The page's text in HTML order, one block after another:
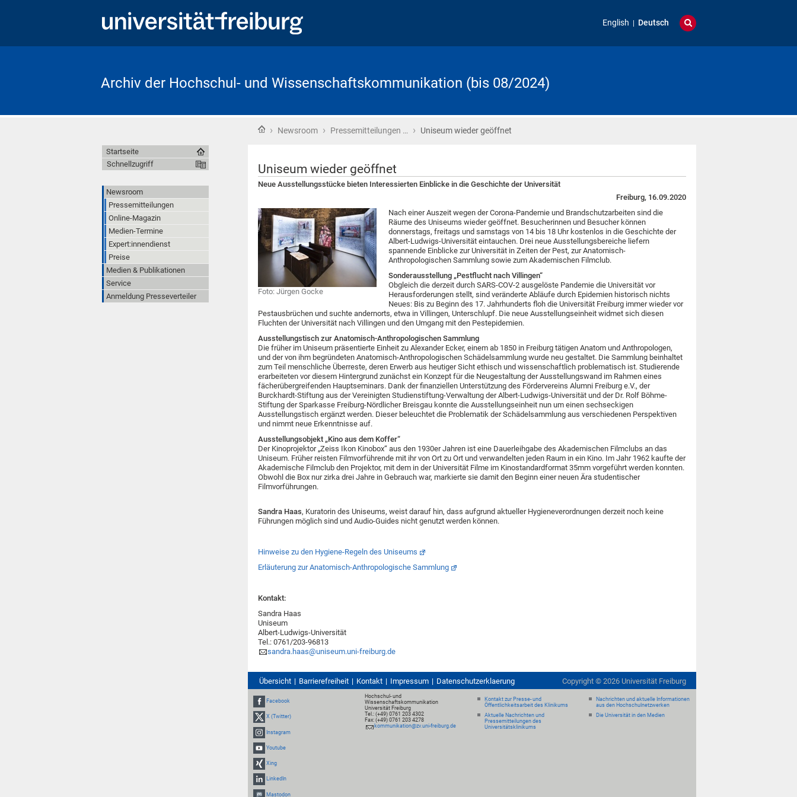
English Deutsch
Archiv der Hochschul- und Wissenschaftskommunikation (bis 08/2024)
Startseite
› Newsroom › Pressemitteilungen … › Uniseum wieder geöffnet
Uniseum wieder geöffnet
Neue Ausstellungsstücke bieten Interessierten Einblicke in die Geschichte der Universität
Freiburg, 16.09.2020
Foto: Jürgen Gocke
Nach einer Auszeit wegen der Corona-Pandemie und Brandschutzarbeiten sind die
Räume des Uniseums wieder geöffnet. Besucherinnen und Besucher können
donnerstags, freitags und samstags von 14 bis 18 Uhr kostenlos in die Geschichte der
Albert-Ludwigs-Universität eintauchen. Drei neue Ausstellungsbereiche liefern
spannende Einblicke zur Universität in Zeiten der Pest, zur Anatomisch-
Anthropologischen Sammlung sowie zum Akademischen Filmclub.
Sonderausstellung „Pestflucht nach Villingen“
Obgleich die derzeit durch SARS-COV-2 ausgelöste Pandemie die Universität vor
Herausforderungen stellt, sind veränderte Abläufe durch Epidemien historisch nichts
Neues: Bis zu Beginn des 17. Jahrhunderts floh die Universität Freiburg immer wieder vor
Pestausbrüchen und suchte andernorts, etwa in Villingen, Unterschlupf. Die neue Ausstellungseinheit widmet sich diesen
Fluchten der Universität nach Villingen und den Umgang mit den Pestepidemien.
Ausstellungstisch zur Anatomisch-Anthropologischen Sammlung
Die früher im Uniseum präsentierte Einheit zu Alexander Ecker, einem ab 1850 in Freiburg tätigen Anatom und Anthropologen,
und der von ihm begründeten Anatomisch-Anthropologischen Schädelsammlung wurde neu gestaltet. Die Sammlung beinhaltet
zum Teil menschliche Überreste, deren Erwerb aus heutiger Sicht ethisch und wissenschaftlich problematisch ist. Studierende
erarbeiteten vor diesem Hintergrund zunächst ein Konzept für die Neugestaltung der Ausstellungswand im Rahmen eines
fächerübergreifenden Hauptseminars. Dank der finanziellen Unterstützung des Fördervereins Alumni Freiburg e.V., der
Burckhardt-Stiftung aus der Vereinigten Studienstiftung-Verwaltung der Albert-Ludwigs-Universität und der Dr. Rolf Böhme-
Stiftung der Sparkasse Freiburg-Nördlicher Breisgau konnte die Ausstellungseinheit nun um einen sechseckigen
Ausstellungstisch ergänzt werden. Dieser beleuchtet die Problematik der Schädelsammlung aus verschiedenen Perspektiven
und nimmt neue Erkenntnisse auf.
Ausstellungsobjekt „Kino aus dem Koffer“
Der Kinoprojektor „Zeiss Ikon Kinobox“ aus den 1930er Jahren ist eine Dauerleihgabe des Akademischen Filmclubs an das
Uniseum. Früher reisten Filmvorführende mit ihr von Ort zu Ort und verwandelten jeden Raum in ein Kino. Im Jahr 1962 kaufte der
Akademische Filmclub den Projektor, mit dem in der Universität Filme im Kinostandardformat 35mm vorgeführt werden konnten.
Obwohl die Box nur zirka drei Jahre in Gebrauch war, markierte sie damit den Beginn einer neuen Ära studentischer
Filmvorführungen.
Sandra Haas, Kuratorin des Uniseums, weist darauf hin, dass aufgrund aktueller Hygieneverordnungen derzeit noch keine
Führungen möglich sind und Audio-Guides nicht genutzt werden können.
Hinweise zu den Hygiene-Regeln des Uniseums
Erläuterung zur Anatomisch-Anthropologische Sammlung
Kontakt:
Sandra Haas
Uniseum
Albert-Ludwigs-Universität
Tel.: 0761/203-96813
sandra.haas@uniseum.uni-freiburg.de
Startseite
Schnellzugriff
Newsroom
Pressemitteilungen
Online-Magazin
Medien-Termine
Expert:innendienst
Preise
Medien & Publikationen
Service
Anmeldung Presseverteiler
Übersicht Barrierefreiheit Kontakt Impressum Datenschutzerklaerung Copyright © 2026 Universität Freiburg
Facebook
X (Twitter)
Instagram
Youtube
Xing
LinkedIn
Mastodon
Hochschul- und
Wissenschaftskommunikation
Universität Freiburg
Tel.: (+49) 0761 203 4302
Fax: (+49) 0761 203 4278
kommunikation@zv.uni-freiburg.de
Kontakt zur Presse- und
Öffentlichkeitsarbeit des Klinikums
Aktuelle Nachrichten und
Pressemitteilungen des
Universitätsklinikums
Nachrichten und aktuelle Informationen
aus den Hochschulnetzwerken
Die Universität in den Medien